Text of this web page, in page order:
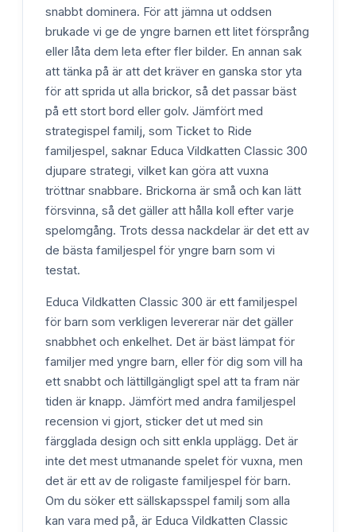
snabbt dominera. För att jämna ut oddsen
brukade vi ge de yngre barnen ett litet försprång
eller låta dem leta efter fler bilder. En annan sak
att tänka på är att det kräver en ganska stor yta
för att sprida ut alla brickor, så det passar bäst
på ett stort bord eller golv. Jämfört med
strategispel familj, som Ticket to Ride
familjespel, saknar Educa Vildkatten Classic 300
djupare strategi, vilket kan göra att vuxna
tröttnar snabbare. Brickorna är små och kan lätt
försvinna, så det gäller att hålla koll efter varje
spelomgång. Trots dessa nackdelar är det ett av
de bästa familjespel för yngre barn som vi
testat.
Educa Vildkatten Classic 300 är ett familjespel
för barn som verkligen levererar när det gäller
snabbhet och enkelhet. Det är bäst lämpat för
familjer med yngre barn, eller för dig som vill ha
ett snabbt och lättillgängligt spel att ta fram när
tiden är knapp. Jämfört med andra familjespel
recension vi gjort, sticker det ut med sin
färgglada design och sitt enkla upplägg. Det är
inte det mest utmanande spelet för vuxna, men
det är ett av de roligaste familjespel för barn.
Om du söker ett sällskapsspel familj som alla
kan vara med på, är Educa Vildkatten Classic